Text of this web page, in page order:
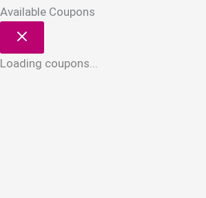
Available Coupons
Loading coupons...